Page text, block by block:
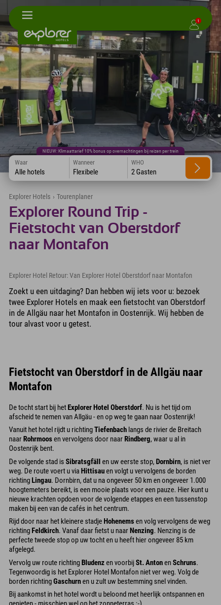
1
NIEUW: Klimaattarief 10% bonus op overnachtingen bij reizen per trein
Waar
Alle hotels
Wanneer
Flexibele
WHO
2 Gasten
Explorer Hotels › Tourenplaner
Explorer Round Trip -
Fietstocht van Oberstdorf
naar Montafon
Explorer Hotel Retour: Van Explorer Hotel Oberstdorf naar Montafon
Zoekt u een uitdaging? Dan hebben wij iets voor u: bezoek
twee Explorer Hotels en maak een fietstocht van Oberstdorf
in de Allgäu naar het Montafon in Oostenrijk. Wij hebben de
tour alvast voor u getest.
Fietstocht van Oberstdorf in de Allgäu naar
Montafon
De tocht start bij hetExplorer Hotel Oberstdorf. Nu is het tijd om
afscheid te nemen van Allgäu - en op weg te gaan naar Oostenrijk!
Vanuit het hotel rijdt u richtingTiefenbach langs de rivier de Breitach
naarRohrmoosen vervolgens door naarRindberg, waar u al in
Oostenrijk bent.
De volgende stad is Sibratsgfäll en uw eerste stop,Dornbirn, is niet ver
weg. De route voert u viaHittisauen volgt u vervolgens de borden
richtingLingau. Dornbirn, dat u na ongeveer 50 km en ongeveer 1.000
hoogtemeters bereikt, is een mooie plaats voor een pauze. Hier kunt u
nieuwe krachten opdoen voor de volgende etappes en een tussenstop
maken bij een van de cafés in het centrum.
Rijd door naar het kleinere stadjeHohenemsen volg vervolgens de weg
richtingFeldkirch. Vanaf daar fietst u naarNenzing. Nenzing is de
perfecte tweede stop op uw tocht en u heeft hier ongeveer 85 km
afgelegd.
Vervolg uw route richtingBludenzen voorbijSt. AntonenSchruns.
Tegenwoordig is het Explorer Hotel Montafon niet ver weg. Volg de
borden richtingGaschurnen u zult uw bestemming snel vinden.
Bij aankomst in het hotel wordt u beloond met heerlijk ontspannen en